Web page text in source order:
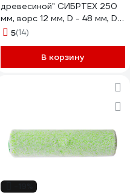
древесиной" СИБРТЕХ 250
мм, ворс 12 мм, D - 48 мм, D
ручки - 8 мм, микроволокно
5(14)
В корзину